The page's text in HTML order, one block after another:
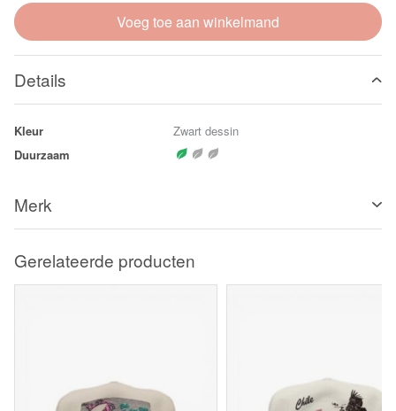
Voeg toe aan winkelmand
Details
Kleur
Zwart dessin
Duurzaam
Merk
Gerelateerde producten